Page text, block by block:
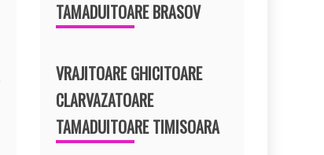
TAMADUITOARE BRASOV
VRAJITOARE GHICITOARE
CLARVAZATOARE
TAMADUITOARE TIMISOARA